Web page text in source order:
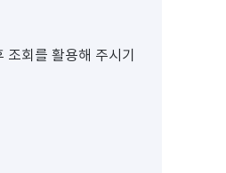
회를 활용해 주시기